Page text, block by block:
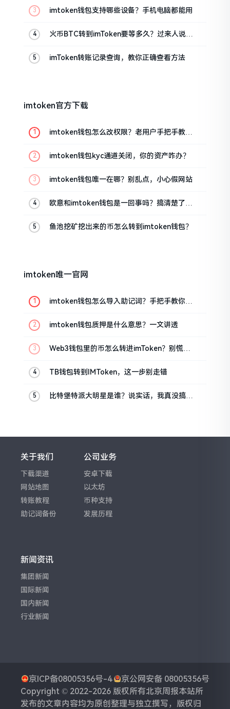
imtoken钱包支持哪些设备？手机电脑都能用
火币BTC转到imToken要等多久？过来人说说
imToken转账记录查询，教你正确查看方法
imtoken官方下载
imtoken钱包怎么改权限？老用户手把手教你
imtoken钱包kyc通道关闭，你的资产咋办？
imtoken钱包唯一在哪？别乱点，小心假网站
欧意和imtoken钱包是一回事吗？搞清楚了再
鱼池挖矿挖出来的币怎么转到imtoken钱包？
imtoken唯一官网
imtoken钱包怎么导入助记词？手把手教你找
imtoken钱包质押是什么意思？一文讲透
Web3钱包里的币怎么转进imToken？别慌，
TB钱包转到IMToken，这一步别走错
比特堡特派大明星是谁？说实话，我真没搞明
关于我们
下载渠道
网站地图
转账教程
助记词备份
公司业务
安卓下载
以太坊
币种支持
发展历程
新闻资讯
集团新闻
国际新闻
国内新闻
行业新闻
京ICP备08005356号-4
京公网安备 08005356号
Copyright © 2022-2026 版权所有北京周报本站所
发布的文章内容均为原创整理与独立撰写，版权归